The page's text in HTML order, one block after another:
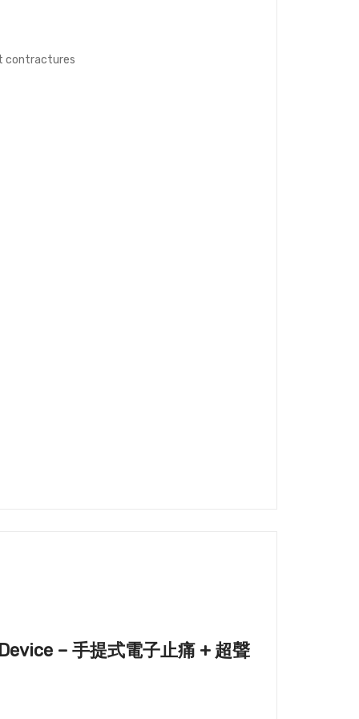
contractures
– 手提式電子止痛 + 超聲